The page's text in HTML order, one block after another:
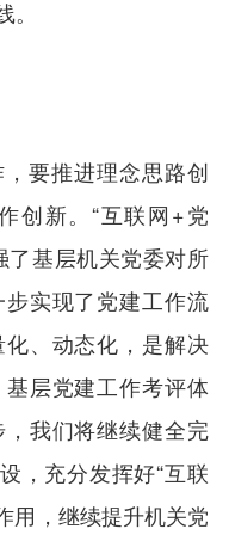
要推进理念思路创
创新。“互联网+党
了基层机关党委对所
实现了党建工作流
、动态化，是解决
层党建工作考评体
我们将继续健全完
，充分发挥好“互联
用，继续提升机关党